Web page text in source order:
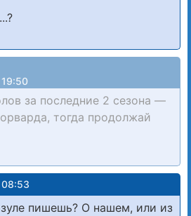
за последние 2 сезона —
тогда продолжай
08:53
пишешь? О нашем, или из